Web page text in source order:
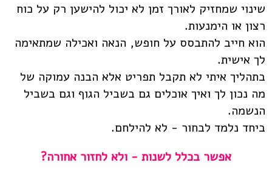
שינוי שמחזיק לאורך זמן לא יכול להישען רק על כוח
רצון או הימנעות.
הוא חייב להתבסס על חופש, הנאה ואכילה שמתאימה
לך אישית.
בתהליך איתי לא תקבל תפריט אלא הבנה עמוקה של
מה נכון לך ואיך אוכלים גם בשביל הגוף וגם בשביל
הנשמה.
ביחד נלמד לבחור - לא להילחם.
אפשר בכלל לשנות - ולא לחזור אחורה?